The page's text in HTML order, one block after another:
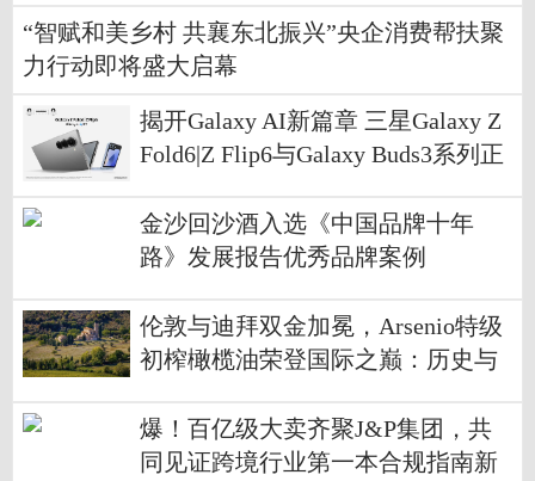
“智赋和美乡村 共襄东北振兴”央企消费帮扶聚
力行动即将盛大启幕
揭开Galaxy AI新篇章 三星Galaxy Z
Fold6|Z Flip6与Galaxy Buds3系列正
金沙回沙酒入选《中国品牌十年
路》发展报告优秀品牌案例
伦敦与迪拜双金加冕，Arsenio特级
初榨橄榄油荣登国际之巅：历史与
爆！百亿级大卖齐聚J&P集团，共
同见证跨境行业第一本合规指南新